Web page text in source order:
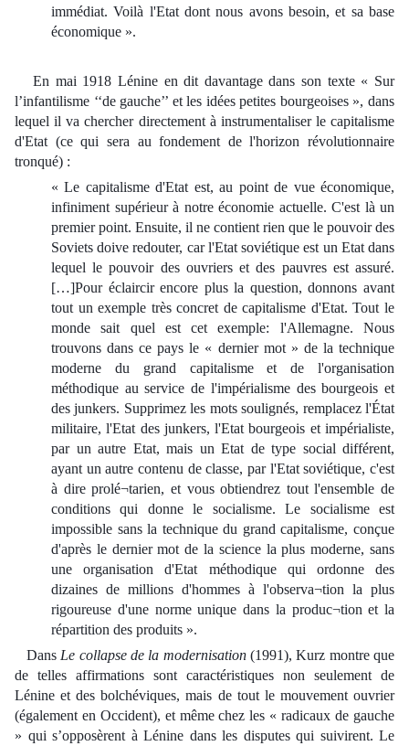
immédiat. Voilà l'Etat dont nous avons besoin, et sa base
économique ».
En mai 1918 Lénine en dit davantage dans son texte « Sur
l’infantilisme ‘‘de gauche’’ et les idées petites bourgeoises », dans
lequel il va chercher directement à instrumentaliser le capitalisme
d'Etat (ce qui sera au fondement de l'horizon révolutionnaire
tronqué) :
« Le capitalisme d'Etat est, au point de vue économique,
infiniment supérieur à notre économie actuelle. C'est là un
premier point. Ensuite, il ne contient rien que le pouvoir des
Soviets doive redouter, car l'Etat soviétique est un Etat dans
lequel le pouvoir des ouvriers et des pauvres est assuré.
[…]Pour éclaircir encore plus la question, donnons avant
tout un exemple très concret de capitalisme d'Etat. Tout le
monde sait quel est cet exemple: l'Allemagne. Nous
trouvons dans ce pays le « dernier mot » de la technique
moderne du grand capitalisme et de l'organisation
méthodique au service de l'impérialisme des bourgeois et
des junkers. Supprimez les mots soulignés, remplacez l'État
militaire, l'Etat des junkers, l'Etat bourgeois et impérialiste,
par un autre Etat, mais un Etat de type social différent,
ayant un autre contenu de classe, par l'Etat soviétique, c'est
à dire prolé¬tarien, et vous obtiendrez tout l'ensemble de
conditions qui donne le socialisme. Le socialisme est
impossible sans la technique du grand capitalisme, conçue
d'après le dernier mot de la science la plus moderne, sans
une organisation d'Etat méthodique qui ordonne des
dizaines de millions d'hommes à l'observa¬tion la plus
rigoureuse d'une norme unique dans la produc¬tion et la
répartition des produits ».
Dans Le collapse de la modernisation(1991), Kurz montre que
de telles affirmations sont caractéristiques non seulement de
Lénine et des bolchéviques, mais de tout le mouvement ouvrier
(également en Occident), et même chez les « radicaux de gauche
» qui s’opposèrent à Lénine dans les disputes qui suivirent. Le